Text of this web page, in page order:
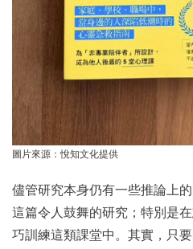
圖片來源：悅知文化提供
儘管研究本身仍有一些推論上
這篇令人鼓舞的研究；特別是
巧訓練這類課堂中。其實，只